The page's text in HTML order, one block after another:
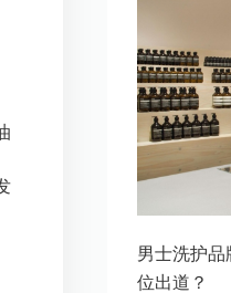
男士洗护品
位出道？